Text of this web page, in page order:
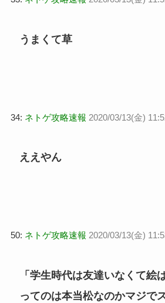
うまくて草
34: ネトゲ攻略速報 2020/03/13(金)
ええやん
50: ネトゲ攻略速報 2020/03/13(金)
「学生時代は友達いなくて絵
ってのは本当松なのかマジで